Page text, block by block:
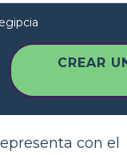
CREAR
con el